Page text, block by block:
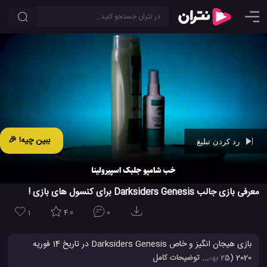
ببین چیه! 🎉
معرفی بازی جالب Darksiders Genesis برای کنسول های بازی !
1 4.0 0
بازی هیجان انگیز و خاص Darksiders Genesis در تاریخ 14 فوریه
... توضیحات کامل